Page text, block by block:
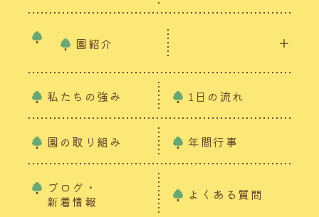
園紹介
私たちの強み 1日の流れ
園の取り組み 年間行事
ブログ・
新着情報
よくある質問